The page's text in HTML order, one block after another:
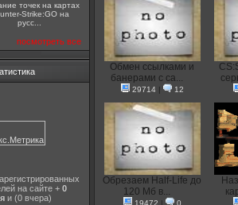
точек на картах
Strike:GO на
русс...
посмотреть все
на сайте + 0
и (0 вчера)
Oбмен ссылками и
банерами с са...
29714| 12
Обрезаем Half-Life до
120 Мб в...
19472 | 0